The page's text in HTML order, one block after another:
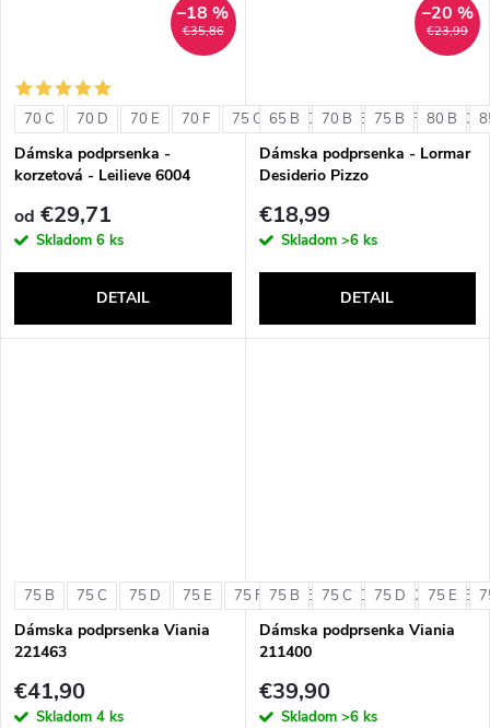
€35,86
–18 %
70 C 70 D 70 E 70 F 75 C 75 D 75 E 75 F 80 C
Dámska podprsenka -
korzetová - Leilieve 6004
od €29,71
Skladom 6 ks
DETAIL
€23,99
–20 %
65 B 70 B 75 B 80 B
Dámska podprsenka - Lormar
Desiderio Pizzo
€18,99
Skladom >6 ks
DETAIL
75 B 75 C 75 D 75 E 75 F 80 B 80 C 80 D 80 E
Dámska podprsenka Viania
221463
€41,90
Skladom 4 ks
75 B 75 C 75 D 75 E
Dámska podprsenka Viania
211400
€39,90
Skladom >6 ks